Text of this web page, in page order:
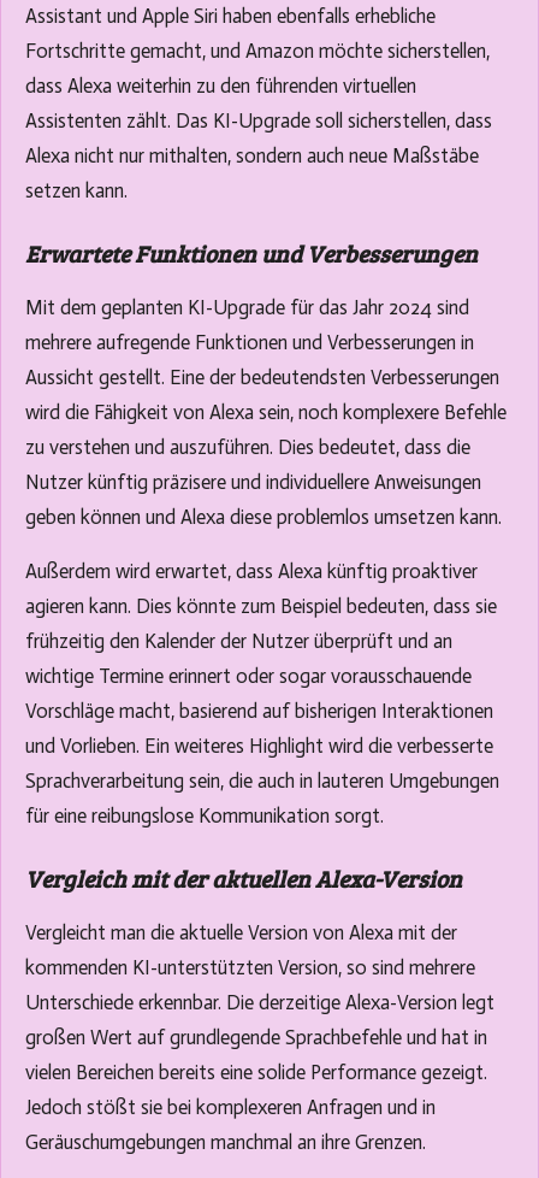
Assistant und Apple Siri haben ebenfalls erhebliche
Fortschritte gemacht, und Amazon möchte sicherstellen,
dass Alexa weiterhin zu den führenden virtuellen
Assistenten zählt. Das KI-Upgrade soll sicherstellen, dass
Alexa nicht nur mithalten, sondern auch neue Maßstäbe
setzen kann.
Erwartete Funktionen und Verbesserungen
Mit dem geplanten KI-Upgrade für das Jahr 2024 sind
mehrere aufregende Funktionen und Verbesserungen in
Aussicht gestellt. Eine der bedeutendsten Verbesserungen
wird die Fähigkeit von Alexa sein, noch komplexere Befehle
zu verstehen und auszuführen. Dies bedeutet, dass die
Nutzer künftig präzisere und individuellere Anweisungen
geben können und Alexa diese problemlos umsetzen kann.
Außerdem wird erwartet, dass Alexa künftig proaktiver
agieren kann. Dies könnte zum Beispiel bedeuten, dass sie
frühzeitig den Kalender der Nutzer überprüft und an
wichtige Termine erinnert oder sogar vorausschauende
Vorschläge macht, basierend auf bisherigen Interaktionen
und Vorlieben. Ein weiteres Highlight wird die verbesserte
Sprachverarbeitung sein, die auch in lauteren Umgebungen
für eine reibungslose Kommunikation sorgt.
Vergleich mit der aktuellen Alexa-Version
Vergleicht man die aktuelle Version von Alexa mit der
kommenden KI-unterstützten Version, so sind mehrere
Unterschiede erkennbar. Die derzeitige Alexa-Version legt
großen Wert auf grundlegende Sprachbefehle und hat in
vielen Bereichen bereits eine solide Performance gezeigt.
Jedoch stößt sie bei komplexeren Anfragen und in
Geräuschumgebungen manchmal an ihre Grenzen.